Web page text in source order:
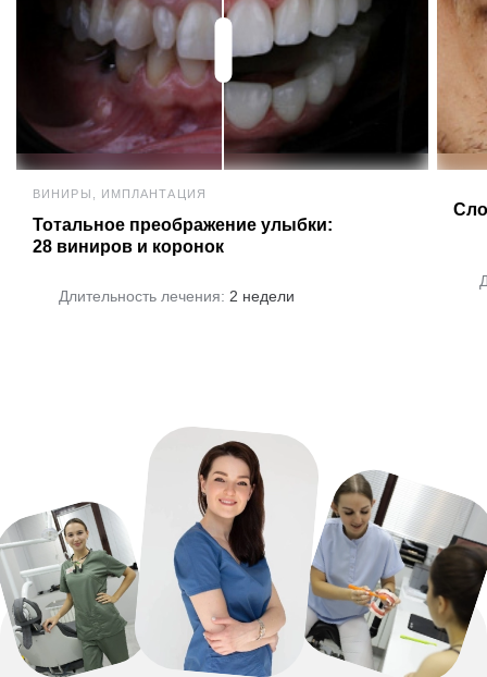
ВИНИРЫ, ИМПЛАНТАЦИЯ
Тотальное преображение улыбки:
28 виниров и коронок
Длительность лечения: 2 недели